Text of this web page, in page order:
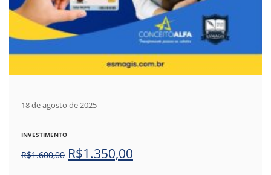
18 de agosto de 2025
INVESTIMENTO
R$1.600,00 R$1.350,00